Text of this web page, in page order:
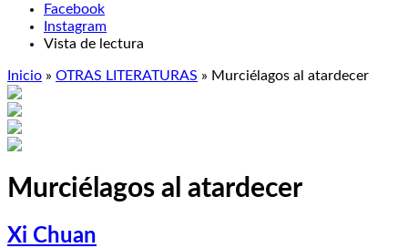
Facebook
Instagram
Vista de lectura
Inicio » OTRAS LITERATURAS » Murciélagos al atardecer
Murciélagos al atardecer
Xi Chuan